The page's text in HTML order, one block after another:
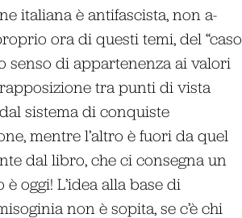
italiana è antifascista, non a-
ora di questi temi, del “caso
senso di appartenenza ai valori
tra punti di vista
sistema di conquiste
mentre l’altro è fuori da quel
dal libro, che ci consegna un
oggi! L’idea alla base di
non è sopita, se c’è chi